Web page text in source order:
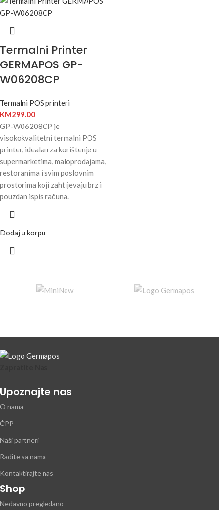
Termalni Printer
GERMAPOS GP-
W06208CP
Termalni POS printeri
KM299.00
GP-W06208CP je
visokokvalitetni termalni POS
printer, idealan za korištenje u
supermarketima, maloprodajama,
restoranima i svim poslovnim
prostorima koji zahtijevaju brz i
pouzdan ispis računa.
Dodaj u korpu
Upoznajte nas
O nama
ČPP
Naši partneri
Radite sa nama
Kontaktirajte nas
Shop
Nedavno pregledano